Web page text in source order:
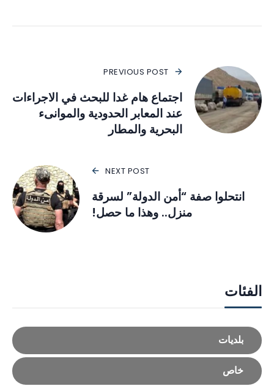
PREVIOUS POST
اجتماع هام غدا للبحث في الاجراءات
عند المعابر الحدودية والموانىء
البحرية والمطار
NEXT POST
انتحلوا صفة “أمن الدولة” لسرقة
منزل.. وهذا ما حصل!
الفئات
بلديات
خاص